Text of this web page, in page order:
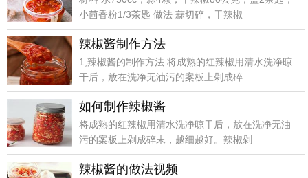
小茴香粉1/3茶匙 做法 蒜切碎，干辣椒
辣椒酱制作方法
1,辣椒酱的制作方法 将成熟的红辣椒用清水洗净晾
干后，放在洗净无油污的案板上剁成碎
如何制作辣椒酱
将成熟的红辣椒用清水洗净晾干后，放在洗净无油
污的案板上剁成碎末，越细越好。辣椒剁
辣椒酱的做法视频